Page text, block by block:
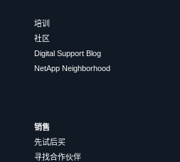
培训
社区
Digital Support Blog
NetApp Neighborhood
销售
先试后买
寻找合作伙伴